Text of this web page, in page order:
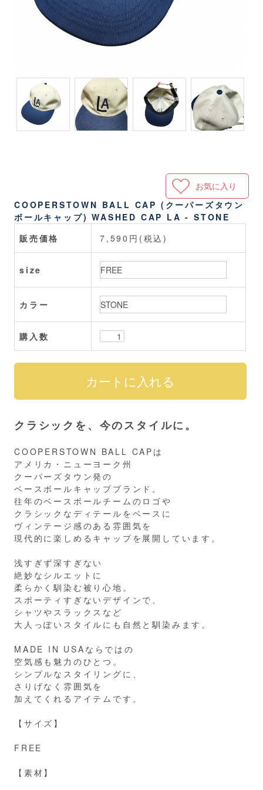
お気に入り
COOPERSTOWN BALL CAP (クーパーズタウン
ボールキャップ) WASHED CAP LA - STONE
販売価格
7,590円(税込)
size
カラー
購入数
クラシックを、今のスタイルに。
COOPERSTOWN BALL CAPは
アメリカ・ニューヨーク州
クーパーズタウン発の
ベースボールキャップブランド。
往年のベースボールチームのロゴや
クラシックなディテールをベースに
ヴィンテージ感のある雰囲気を
現代的に楽しめるキャップを展開しています。
浅すぎず深すぎない
絶妙なシルエットに
柔らかく馴染む被り心地。
スポーティすぎないデザインで、
シャツやスラックスなど
大人っぽいスタイルにも自然と馴染みます。
MADE IN USAならではの
空気感も魅力のひとつ。
シンプルなスタイリングに、
さりげなく雰囲気を
加えてくれるアイテムです。
【サイズ】
FREE
【素材】